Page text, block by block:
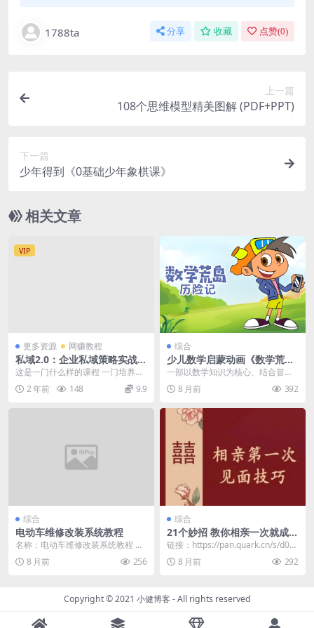
1788ta 分享 收藏 点赞(0)
上一篇
108个思维模型精美图解 (PDF+PPT)
下一篇
少年得到《0基础少年象棋课》
相关文章
VIP
更多资源 网赚教程
私域2.0：企业私域策略实战
课，培养能拿结果的私域操盘
手
这是一门什么样的课程 一门培养私
域咨询顾问的课程 !每个人都要有脱
高职场成为个体...
2 年前 148 9.9
综合
少儿数学启蒙动画《数学荒岛
历险记 (1-3季) 》
一部以数学知识为核心、结合冒险
与益智元素的国产动画，通过剧情
融入数学题解，如数字...
8 月前 392
综合
电动车维修改装系统教程
名称：电动车维修改装系统教程 描
述：《电动车维修改装系统教程》
是一套全面的电动车...
8 月前 256
综合
21个妙招 教你相亲一次就成功
相亲也要培训 真是蟒蛇缠鳄鱼
内卷啊
链接：https://pan.quark.cn/s/d05
a1669e0aa
8 月前 292
Copyright © 2021 小健博客 - All rights reserved